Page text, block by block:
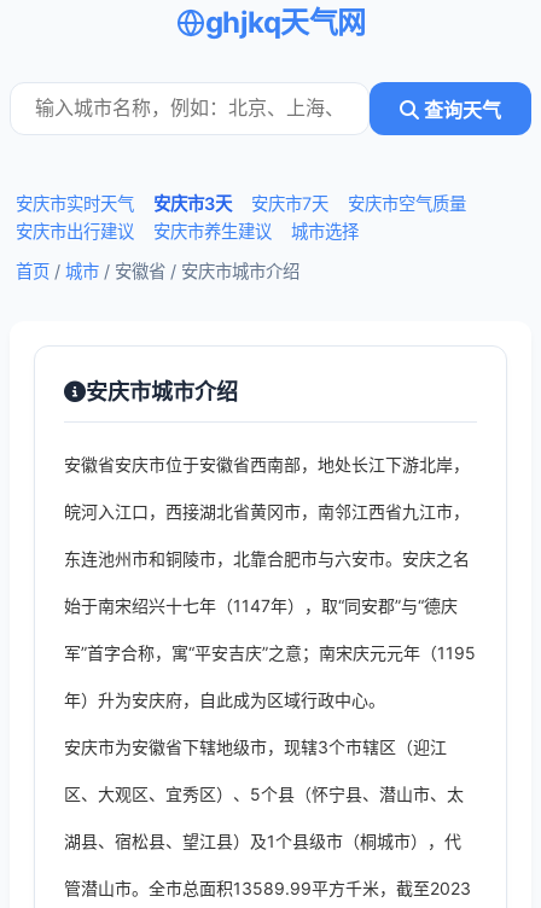
ghjkq天气网
查询天气
安庆市实时天气 安庆市3天 安庆市7天
安庆市空气质量
安庆市出行建议
安庆市养生建议
城市选择
首页 / 城市 / 安徽省 / 安庆市城市介绍
安庆市城市介绍
安徽省安庆市位于安徽省西南部，地处长江下游北岸，
皖河入江口，西接湖北省黄冈市，南邻江西省九江市，
东连池州市和铜陵市，北靠合肥市与六安市。安庆之名
始于南宋绍兴十七年（1147年），取“同安郡”与“德庆
军”首字合称，寓“平安吉庆”之意；南宋庆元元年（1195
年）升为安庆府，自此成为区域行政中心。
安庆市为安徽省下辖地级市，现辖3个市辖区（迎江
区、大观区、宜秀区）、5个县（怀宁县、潜山市、太
湖县、宿松县、望江县）及1个县级市（桐城市），代
管潜山市。全市总面积13589.99平方千米，截至2023